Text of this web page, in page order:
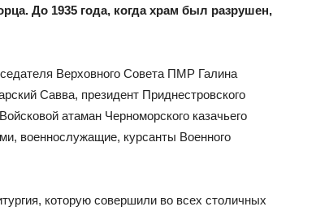
До 1935 года, когда храм был разрушен,
Верховного Совета ПМР Галина
Савва, президент Приднестровского
атаман Черноморского казачьего
военнослужащие, курсанты Военного
которую совершили во всех столичных